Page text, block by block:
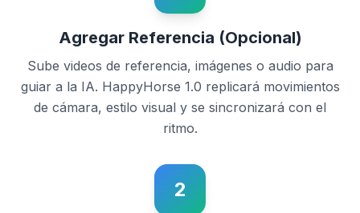
Agregar Referencia (Opcional)
Sube videos de referencia, imágenes o audio para
guiar a la IA. HappyHorse 1.0 replicará movimientos
de cámara, estilo visual y se sincronizará con el
ritmo.
2